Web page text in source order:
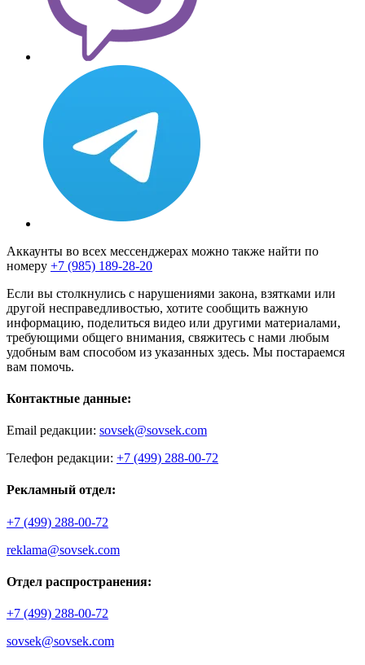
Аккаунты во всех мессенджерах можно также найти по
номеру +7 (985) 189-28-20
Если вы столкнулись с нарушениями закона, взятками или
другой несправедливостью, хотите сообщить важную
информацию, поделиться видео или другими материалами,
требующими общего внимания, свяжитесь с нами любым
удобным вам способом из указанных здесь. Мы постараемся
вам помочь.
Контактные данные:
Email редакции: sovsek@sovsek.com
Телефон редакции: +7 (499) 288-00-72
Рекламный отдел:
+7 (499) 288-00-72
reklama@sovsek.com
Отдел распространения:
+7 (499) 288-00-72
sovsek@sovsek.com